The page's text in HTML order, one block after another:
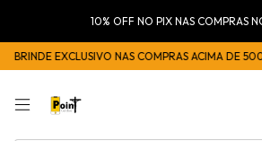
10% OFF NO PIX NAS COMPRAS
BRINDE EXCLUSIVO NAS COMPRAS ACIMA DE